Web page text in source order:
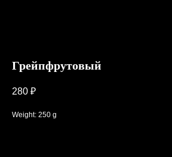
Грейпфрутовый
280 ₽
Weight: 250 g